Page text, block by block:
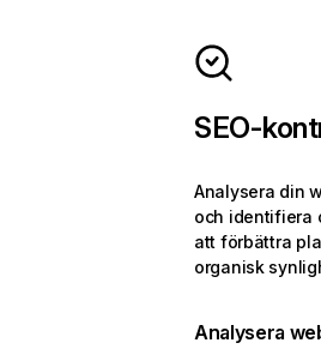
SEO-
Analysera din
och identifiera
att förbättra
organisk
Analysera